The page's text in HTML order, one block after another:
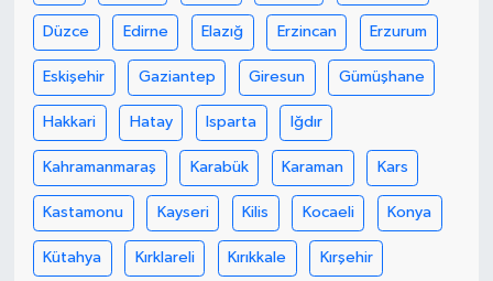
Düzce Edirne Elazığ Erzincan Erzurum
Eskişehir Gaziantep Giresun Gümüşhane
Hakkari Hatay Isparta Iğdır
Kahramanmaraş Karabük Karaman Kars
Kastamonu Kayseri Kilis Kocaeli Konya
Kütahya Kırklareli Kırıkkale Kırşehir